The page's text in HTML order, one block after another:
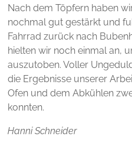
Nach dem Töpfern haben
nochmal gut gestärkt und
Fahrrad zurück nach
hielten wir noch einmal an,
auszutoben. Voller
die Ergebnisse unserer
Ofen und dem Abkühlen
konnten.
Hanni Schneider